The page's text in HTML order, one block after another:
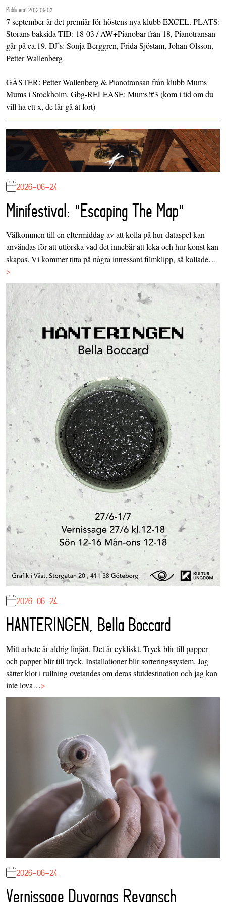
Publicerat 2012.09.07
7 september är det premiär för höstens nya klubb EXCEL. PLATS:
Storans baksida TID: 18-03 / AW+Pianobar från 18, Pianotransan
går på ca.19. DJ’s: Sonja Berggren, Frida Sjöstam, Johan Olsson,
Petter Wallenberg
GÄSTER: Petter Wallenberg & Pianotransan från klubb Mums
Mums i Stockholm. Gbg-RELEASE: Mums!#3 (kom i tid om du
vill ha ett x, de lär gå åt fort)
2026-06-24
Minifestival: "Escaping The Map"
Välkommen till en eftermiddag av att kolla på hur dataspel kan
användas för att utforska vad det innebär att leka och hur konst kan
skapas. Vi kommer titta på några intressant filmklipp, så kallade…
>
2026-06-24
HANTERINGEN, Bella Boccard
Mitt arbete är aldrig linjärt. Det är cykliskt. Tryck blir till papper
och papper blir till tryck. Installationer blir sorteringssystem. Jag
sätter klot i rullning ovetandes om deras slutdestination och jag kan
inte lova…>
2026-06-24
Vernissage Duvornas Revansch